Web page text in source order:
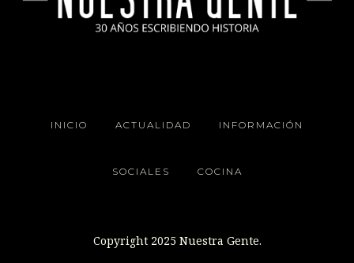
INICIO ACTUALIDAD INFORMACIÓN
SOCIALES COCINA
Copyright 2025 Nuestra Gente.